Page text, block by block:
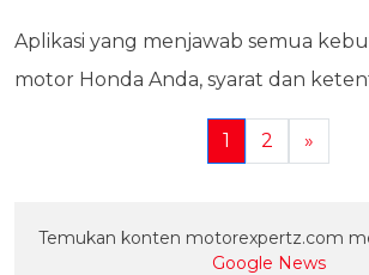
Aplikasi yang menjawab semua
motor Honda Anda, syarat dan
1 2 »
Temukan konten motorexpertz.com
Google News